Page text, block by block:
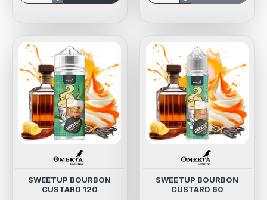
SWEETUP BOURBON
CUSTARD 120
SWEETUP BOURBON
CUSTARD 60